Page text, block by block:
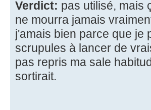
Verdict: pas utilisé, mais
ne mourra jamais
j'amais bien parce que je
scrupules à lancer de
pas repris ma sale
sortirait.